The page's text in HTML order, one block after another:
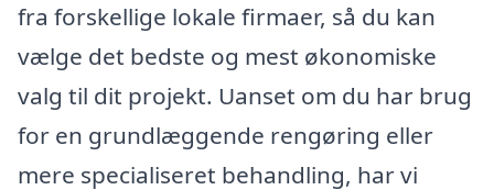
fra forskellige lokale firmaer, så du kan
vælge det bedste og mest økonomiske
valg til dit projekt. Uanset om du har brug
for en grundlæggende rengøring eller
mere specialiseret behandling, har vi